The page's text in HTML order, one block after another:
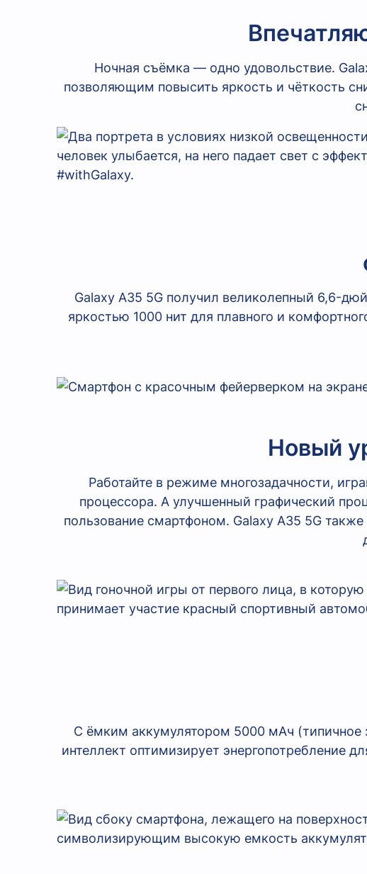
Ночная съёмка — одно удовольствие.
позволяющим повысить яркость и чёткость
Galaxy A35 5G получил великолепный 6,6-
яркостью 1000 нит для плавного и
Новый
Работайте в режиме многозадачности,
процессора. А улучшенный графический
пользование смартфоном. Galaxy A35 5G
С ёмким аккумулятором 5000 мАч (типичное
интеллект оптимизирует энергопотребление